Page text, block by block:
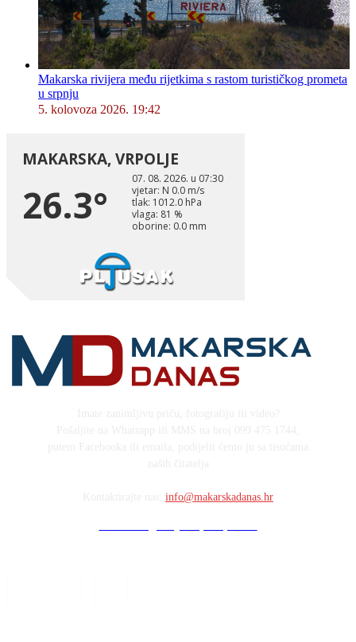
Makarska rivijera među rijetkima s rastom turističkog prometa
u srpnju
5. kolovoza 2026. 19:42
info@makarskadanas.hr